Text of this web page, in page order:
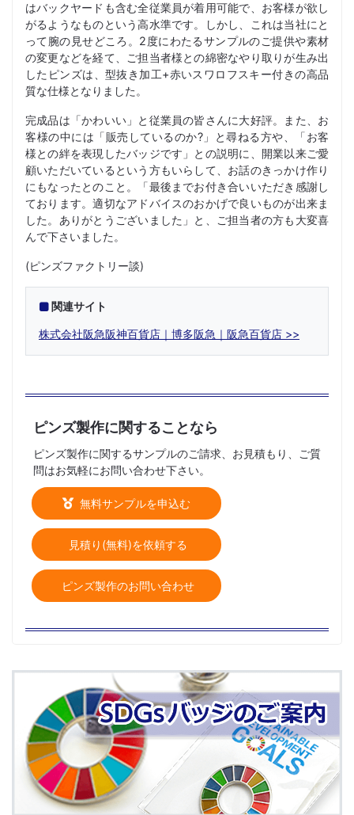
はバックヤードも含む全従業員が着用可能で、お客様が欲し
がるようなものという高水準です。しかし、これは当社にと
って腕の見せどころ。2度にわたるサンプルのご提供や素材
の変更などを経て、ご担当者様との綿密なやり取りが生み出
したピンズは、型抜き加工+赤いスワロフスキー付きの高品
質な仕様となりました。
完成品は「かわいい」と従業員の皆さんに大好評。また、お
客様の中には「販売しているのか?」と尋ねる方や、「お客
様との絆を表現したバッジです」との説明に、開業以来ご愛
顧いただいているという方もいらして、お話のきっかけ作り
にもなったとのこと。「最後までお付き合いいただき感謝し
ております。適切なアドバイスのおかげで良いものが出来ま
した。ありがとうございました」と、ご担当者の方も大変喜
んで下さいました。
(ピンズファクトリー談)
関連サイト
株式会社阪急阪神百貨店｜博多阪急｜阪急百貨店
ピンズ製作に関することなら
ピンズ製作に関するサンプルのご請求、お見積もり、ご質
問はお気軽にお問い合わせ下さい。
無料サンプルを申込む
見積り(無料)を依頼する
ピンズ製作のお問い合わせ